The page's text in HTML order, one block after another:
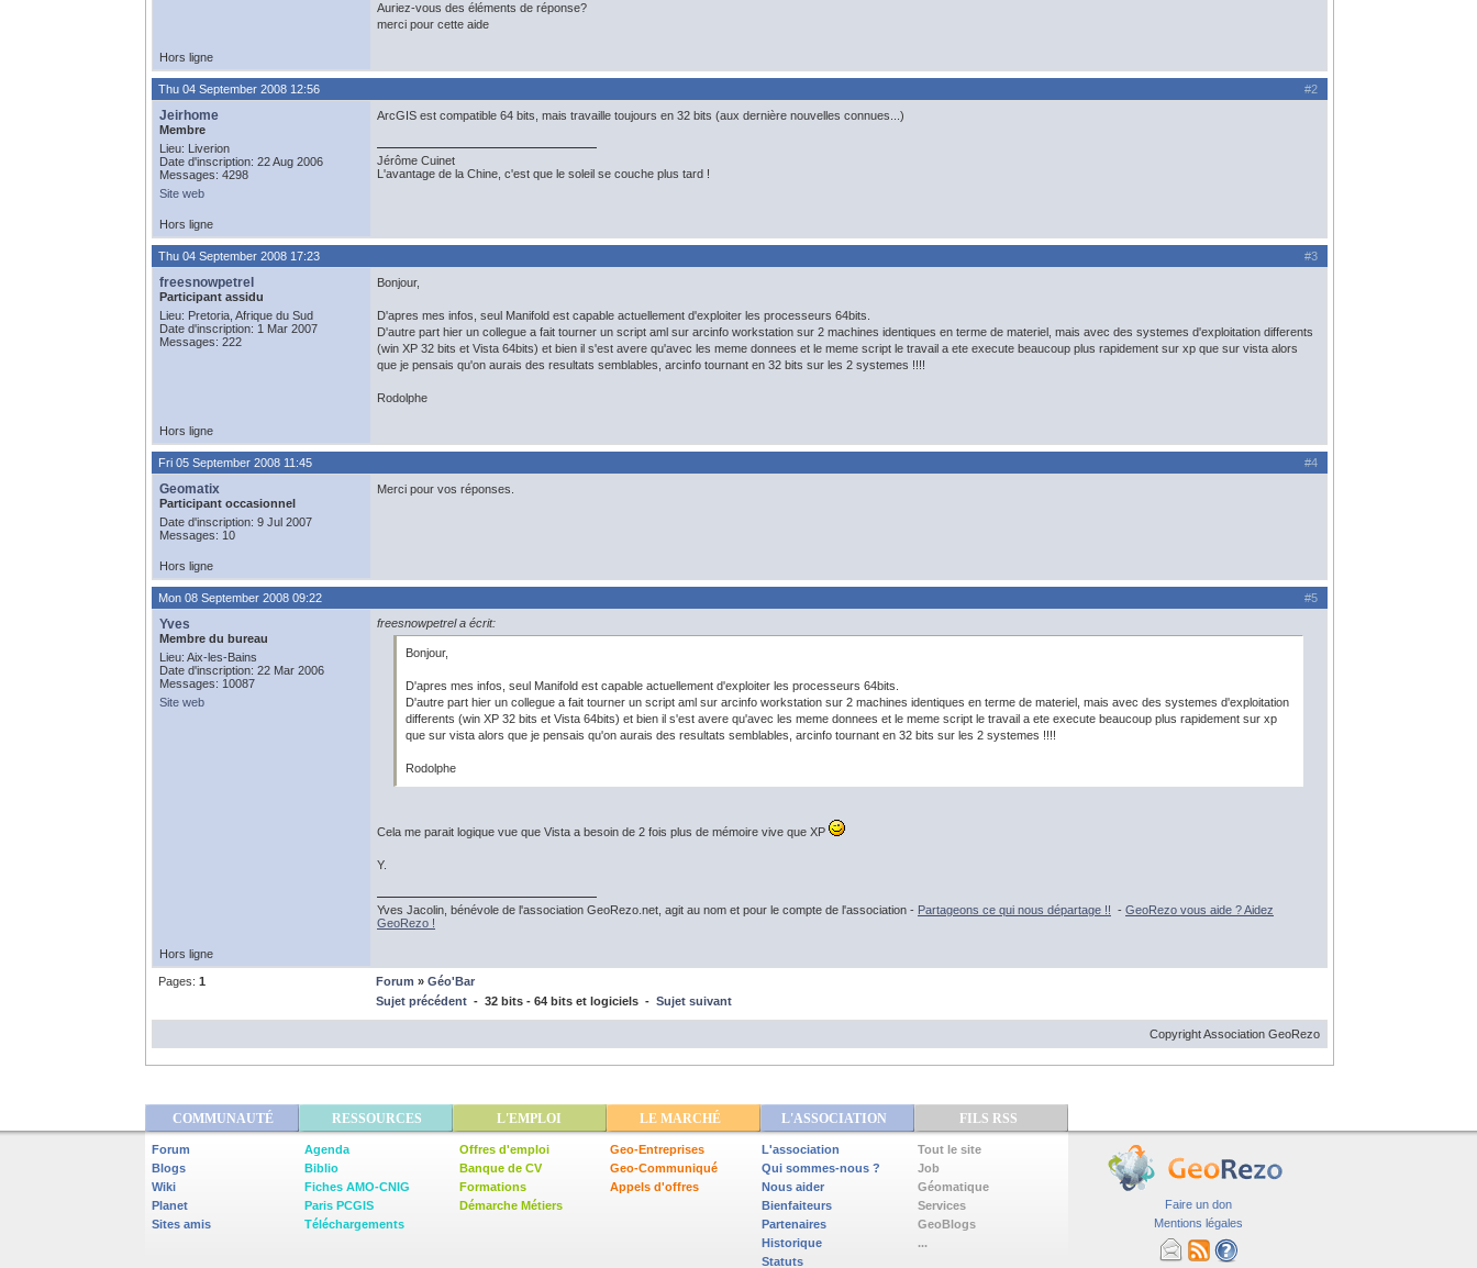
Auriez-vous des éléments de réponse?
merci pour cette aide
Hors ligne
#2
Thu 04 September 2008 12:56
Jeirhome
Membre
Lieu: Liverion
Date d'inscription: 22 Aug 2006
Messages: 4298
Site web
ArcGIS est compatible 64 bits, mais travaille toujours en 32 bits (aux dernière nouvelles connues...)
Jérôme Cuinet
L'avantage de la Chine, c'est que le soleil se couche plus tard !
Hors ligne
#3
Thu 04 September 2008 17:23
freesnowpetrel
Participant assidu
Lieu: Pretoria, Afrique du Sud
Date d'inscription: 1 Mar 2007
Messages: 222
Bonjour,
D'apres mes infos, seul Manifold est capable actuellement d'exploiter les processeurs 64bits.
D'autre part hier un collegue a fait tourner un script aml sur arcinfo workstation sur 2 machines identiques en terme de materiel, mais avec des systemes d'exploitation differents
(win XP 32 bits et Vista 64bits) et bien il s'est avere qu'avec les meme donnees et le meme script le travail a ete execute beaucoup plus rapidement sur xp que sur vista alors
que je pensais qu'on aurais des resultats semblables, arcinfo tournant en 32 bits sur les 2 systemes !!!!
Rodolphe
Hors ligne
#4
Fri 05 September 2008 11:45
Geomatix
Participant occasionnel
Date d'inscription: 9 Jul 2007
Messages: 10
Merci pour vos réponses.
Hors ligne
#5
Mon 08 September 2008 09:22
Yves
Membre du bureau
Lieu: Aix-les-Bains
Date d'inscription: 22 Mar 2006
Messages: 10087
Site web
freesnowpetrel a écrit:
Bonjour,
D'apres mes infos, seul Manifold est capable actuellement d'exploiter les processeurs 64bits.
D'autre part hier un collegue a fait tourner un script aml sur arcinfo workstation sur 2 machines identiques en terme de materiel, mais avec des systemes d'exploitation
differents (win XP 32 bits et Vista 64bits) et bien il s'est avere qu'avec les meme donnees et le meme script le travail a ete execute beaucoup plus rapidement sur xp
que sur vista alors que je pensais qu'on aurais des resultats semblables, arcinfo tournant en 32 bits sur les 2 systemes !!!!
Rodolphe
Cela me parait logique vue que Vista a besoin de 2 fois plus de mémoire vive que XP
Y.
Yves Jacolin, bénévole de l'association GeoRezo.net, agit au nom et pour le compte de l'association - Partageons ce qui nous départage !! - GeoRezo vous aide ? Aidez
GeoRezo !
Hors ligne
Pages: 1 Forum » Géo'Bar
Sujet précédent - 32 bits - 64 bits et logiciels - Sujet suivant
Copyright Association GeoRezo
COMMUNAUTÉ RESSOURCES L'EMPLOI LE MARCHÉ L'ASSOCIATION FILS RSS
Forum
Blogs
Wiki
Planet
Sites amis
Agenda
Biblio
Fiches AMO-CNIG
Paris PCGIS
Téléchargements
Offres d'emploi
Banque de CV
Formations
Démarche Métiers
Geo-Entreprises
Geo-Communiqué
Appels d'offres
L'association
Qui sommes-nous ?
Nous aider
Bienfaiteurs
Partenaires
Historique
Statuts
Tout le site
Job
Géomatique
Services
GeoBlogs
...
Faire un don
Mentions légales